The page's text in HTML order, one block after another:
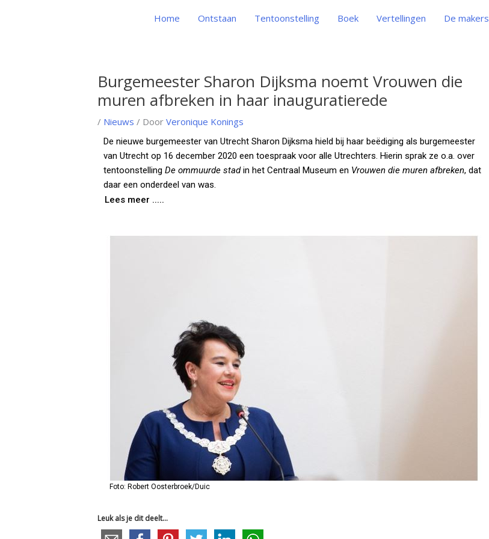
Home Ontstaan Tentoonstelling Boek Vertellingen De makers
Burgemeester Sharon Dijksma noemt Vrouwen die
muren afbreken in haar inauguratierede
/ Nieuws / Door Veronique Konings
De nieuwe burgemeester van Utrecht Sharon Dijksma hield bij haar beëdiging als burgemeester
van Utrecht op 16 december 2020 een toespraak voor alle Utrechters. Hierin sprak ze o.a. over
tentoonstelling De ommuurde stadin het Centraal Museum en Vrouwen die muren afbreken, dat
daar een onderdeel van was.
Lees meer .....
Foto: Robert Oosterbroek/Duic
Leuk als je dit deelt...
Bericht
navigatie